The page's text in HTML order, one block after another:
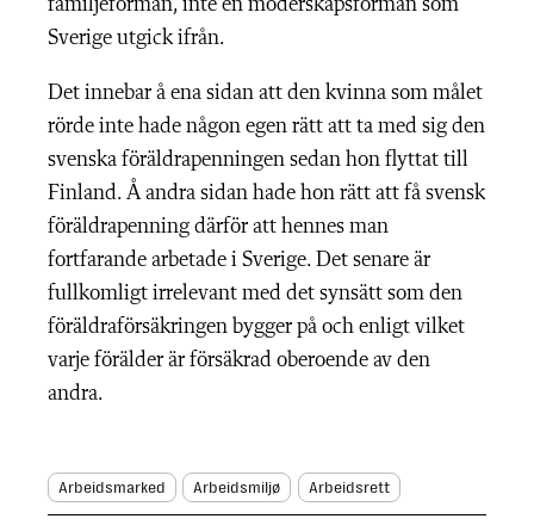
familjeförmån, inte en moderskapsförmån som
Sverige utgick ifrån.
Det innebar å ena sidan att den kvinna som målet
rörde inte hade någon egen rätt att ta med sig den
svenska föräldrapenningen sedan hon flyttat till
Finland. Å andra sidan hade hon rätt att få svensk
föräldrapenning därför att hennes man
fortfarande arbetade i Sverige. Det senare är
fullkomligt irrelevant med det synsätt som den
föräldraförsäkringen bygger på och enligt vilket
varje förälder är försäkrad oberoende av den
andra.
Arbeidsmarked Arbeidsmiljø Arbeidsrett